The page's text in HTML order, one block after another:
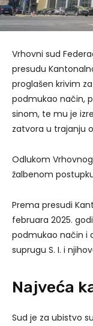
Vrhovni sud
presudu
proglašen krivim
podmukao način,
sinom, te mu je
zatvora u trajanju
Odlukom
žalbenom
Prema presudi
februara 2025.
podmukao način i
suprugu S. I. i
Najveća
Sud je za ubistvo